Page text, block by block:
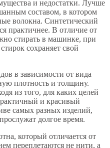
и недостатки. Лучше
составом, в котором
волокна. Синтетический
практичнее. В отличие от
стирать в машинке, при
сохраняет свой
в зависимости от вида
плотность и толщину.
из того, для каких целей
и красивый
самых разных изделий,
долгое время.
который отличается от
переплетаются не нити, а